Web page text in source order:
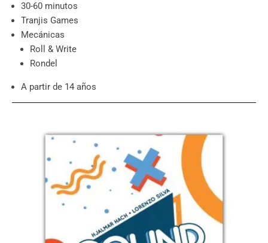
30-60 minutos
Tranjis Games
Mecánicas
Roll & Write
Rondel
A partir de 14 años